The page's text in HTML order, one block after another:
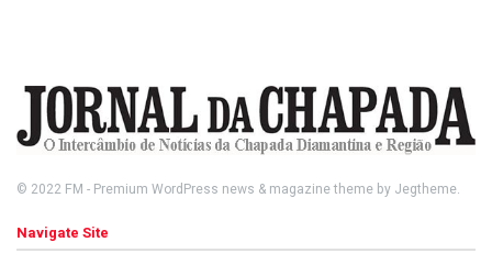
© 2022 FM - Premium WordPress news & magazine theme by Jegtheme.
Navigate Site